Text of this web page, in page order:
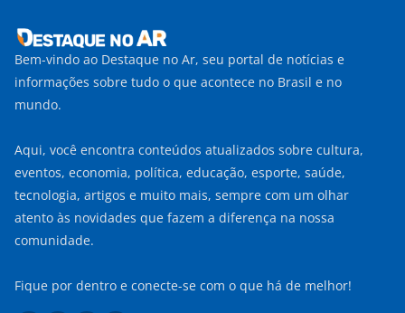
Bem-vindo ao Destaque no Ar, seu portal de notícias e
informações sobre tudo o que acontece no Brasil e no
mundo.
Aqui, você encontra conteúdos atualizados sobre cultura,
eventos, economia, política, educação, esporte, saúde,
tecnologia, artigos e muito mais, sempre com um olhar
atento às novidades que fazem a diferença na nossa
comunidade.
Fique por dentro e conecte-se com o que há de melhor!